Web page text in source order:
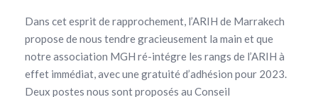
Dans cet esprit de rapprochement, l’ARIH de Marrakech
propose de nous tendre gracieusement la main et que
notre association MGH ré-intégre les rangs de l’ARIH à
effet immédiat, avec une gratuité d’adhésion pour 2023.
Deux postes nous sont proposés au Conseil